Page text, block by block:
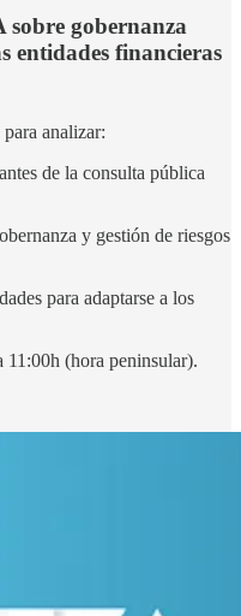
gobernanza
entidades financieras
analizar:
de la consulta pública
y gestión de riesgos
para adaptarse a los
11:00h (hora peninsular).